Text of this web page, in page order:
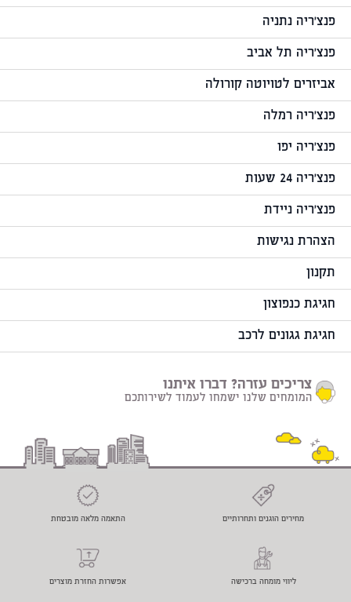
פנצ'ריה נתניה
פנצ'ריה תל אביב
אביזרים לטויוטה קורולה
פנצ'ריה רמלה
פנצ'ריה יפו
פנצ'ריה 24 שעות
פנצ'ריה ניידת
הצהרת נגישות
תקנון
חגיגת כנפוצון
חגיגת גגונים לרכב
צריכים עזרה? דברו איתנו
המומחים שלנו ישמחו לעמוד לשירותכם
מחירים הוגנים ותחרותיים התאמה מלאה מובטחת
ליווי מומחה ברכישה אפשרות החזרת מוצרים